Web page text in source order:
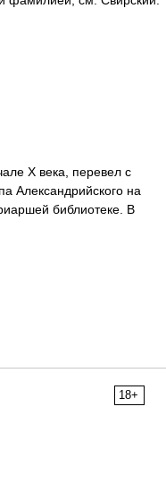
X века, перевел с
Александрийского на
библиотеке. В
18+